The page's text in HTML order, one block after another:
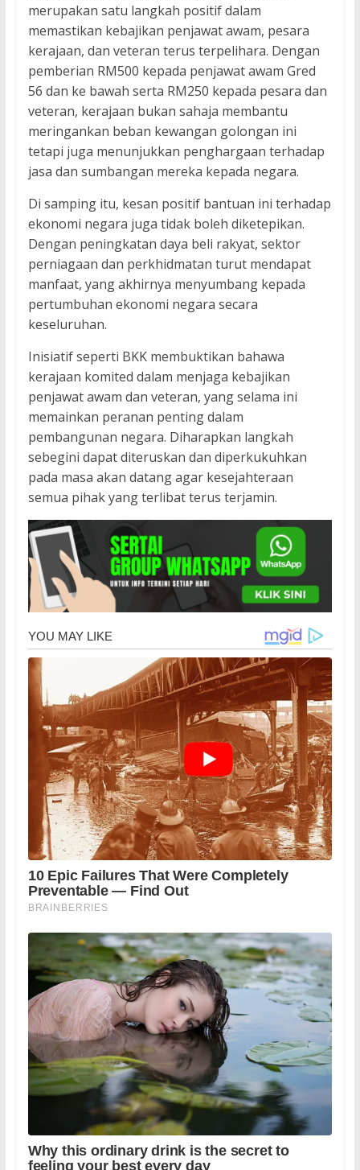
merupakan satu langkah positif dalam
memastikan kebajikan penjawat awam, pesara
kerajaan, dan veteran terus terpelihara. Dengan
pemberian RM500 kepada penjawat awam Gred
56 dan ke bawah serta RM250 kepada pesara dan
veteran, kerajaan bukan sahaja membantu
meringankan beban kewangan golongan ini
tetapi juga menunjukkan penghargaan terhadap
jasa dan sumbangan mereka kepada negara.
Di samping itu, kesan positif bantuan ini terhadap
ekonomi negara juga tidak boleh diketepikan.
Dengan peningkatan daya beli rakyat, sektor
perniagaan dan perkhidmatan turut mendapat
manfaat, yang akhirnya menyumbang kepada
pertumbuhan ekonomi negara secara
keseluruhan.
Inisiatif seperti BKK membuktikan bahawa
kerajaan komited dalam menjaga kebajikan
penjawat awam dan veteran, yang selama ini
memainkan peranan penting dalam
pembangunan negara. Diharapkan langkah
sebegini dapat diteruskan dan diperkukuhkan
pada masa akan datang agar kesejahteraan
semua pihak yang terlibat terus terjamin.